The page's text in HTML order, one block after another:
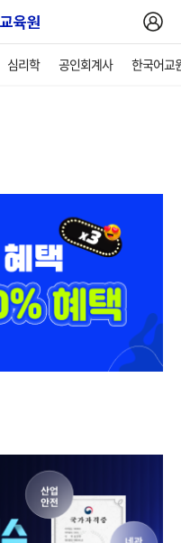
심리학 공인회계사 한국어교